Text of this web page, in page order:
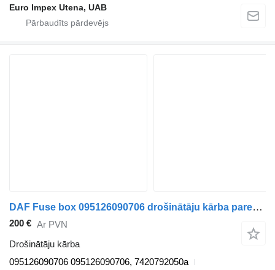
Euro Impex Utena, UAB
DAF Fuse box 095126090706 drošinātāju kārba paredzēts DAF LF kravas automašīnas
200 € Ar PVN
Drošinātāju kārba
095126090706 095126090706, 7420792050a